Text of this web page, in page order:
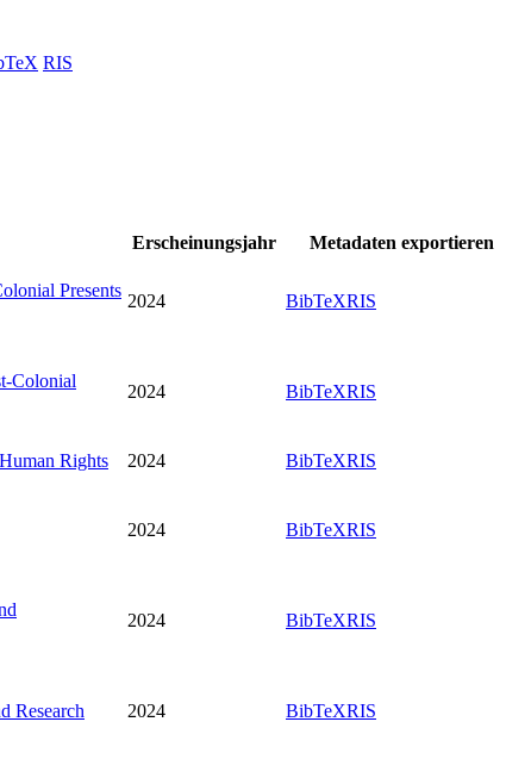
RIS
Erscheinungsjahr
Metadaten exportieren
Presents
2024 BibTeXRIS
Colonial
2024 BibTeXRIS
Rights 2024 BibTeXRIS
2024 BibTeXRIS
2024 BibTeXRIS
Research 2024 BibTeXRIS